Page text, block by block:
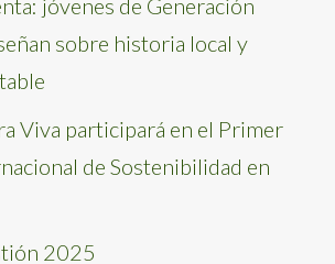
jóvenes de Generación
sobre historia local y
Viva participará en el Primer
de Sostenibilidad en
2025